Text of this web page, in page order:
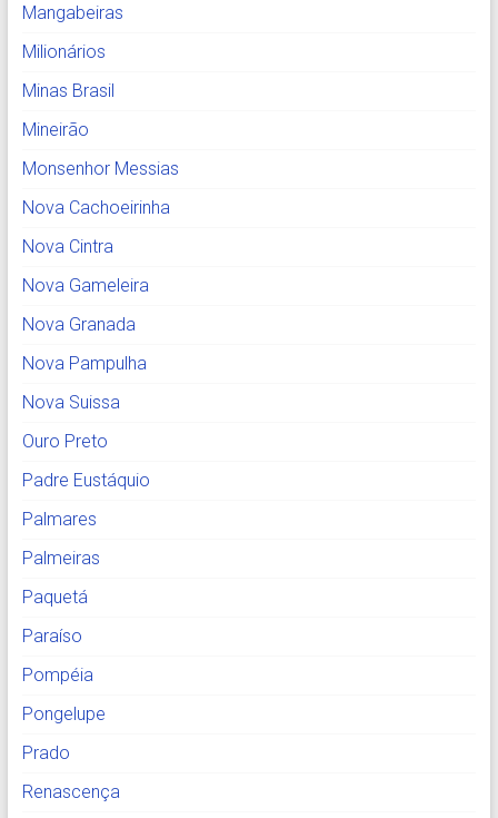
Mangabeiras
Milionários
Minas Brasil
Mineirão
Monsenhor Messias
Nova Cachoeirinha
Nova Cintra
Nova Gameleira
Nova Granada
Nova Pampulha
Nova Suissa
Ouro Preto
Padre Eustáquio
Palmares
Palmeiras
Paquetá
Paraíso
Pompéia
Pongelupe
Prado
Renascença